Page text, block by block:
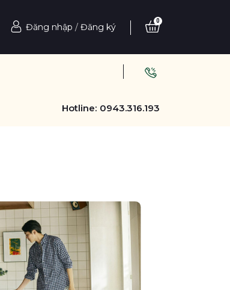
Đăng nhập / Đăng ký
0
Hotline: 0943.316.193